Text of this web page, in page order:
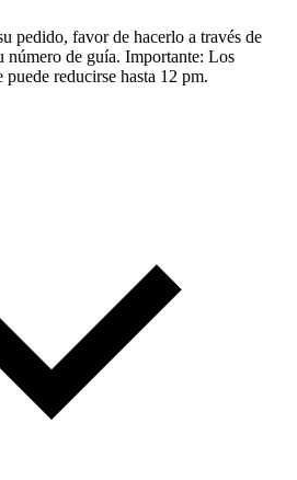
pedido, favor de hacerlo a través de
número de guía. Importante: Los
puede reducirse hasta 12 pm.